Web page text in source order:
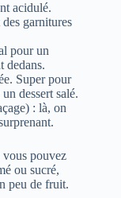
acidulé.
garnitures
pour un
dedans.
Super pour
dessert salé.
: là, on
vous pouvez
ou sucré,
peu de fruit.